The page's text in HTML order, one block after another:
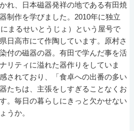
れ、日本磁器発祥の地である有田焼
制作を学びました。2010年に独立
まるせいとうじょ）という屋号で
日高市にて作陶しています。原村さ
付の磁器の器。有田で学んだ事を活
リティに溢れた器作りをしていま
されており、「食卓への出番の多い
たちは、主張をしすぎることなくお
。毎日の暮らしにきっと欠かせない
うか。